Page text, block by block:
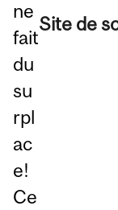
ne
fait
du
su
rpl
ac
e!
Ce
Site de